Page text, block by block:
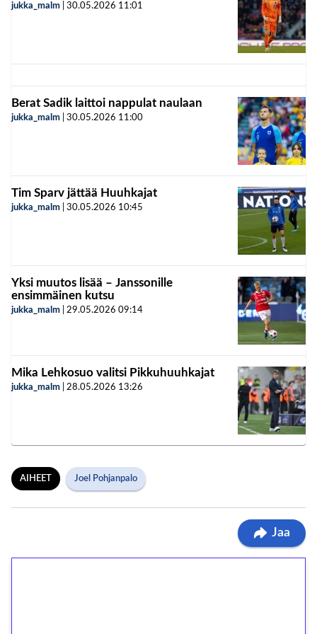
jukka_malm 30.05.2026 11:01
Berat Sadik laittoi nappulat naulaan
jukka_malm 30.05.2026 11:00
Tim Sparv jättää Huuhkajat
jukka_malm 30.05.2026 10:45
Yksi muutos lisää – Janssonille
ensimmäinen kutsu
jukka_malm 29.05.2026 09:14
Mika Lehkosuo valitsi Pikkuhuuhkajat
jukka_malm 28.05.2026 13:26
AIHEET Joel Pohjanpalo
Jaa